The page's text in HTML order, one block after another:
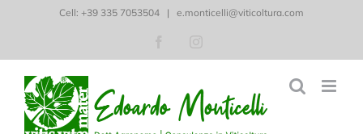
contenuto
Cell: ‭+39 335 7053504‬ | e.monticelli@viticoltura.com